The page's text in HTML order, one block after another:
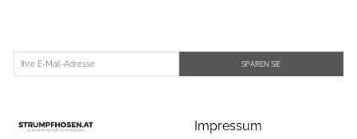
SPAREN SIE
Impressum